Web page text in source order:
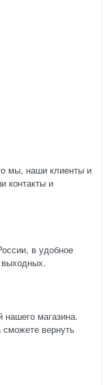
мы, наши клиенты и
контакты и
в удобное
нашего магазина.
сможете вернуть